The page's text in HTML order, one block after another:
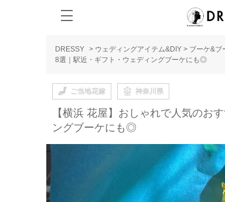
DRESSY > ウェディングアイテム&DIY > ブーケ&ブ
8選｜駅近・ギフト・ウェディングブーケにも◎
ご当地花嫁 神奈川県
【横浜 花屋】おしゃれで人気のお
ングブーケにも◎